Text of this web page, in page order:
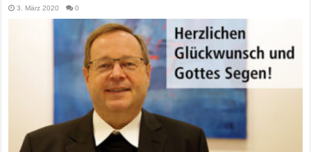
3. März 2020 0